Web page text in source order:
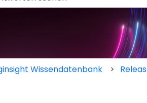
gibt keine Vorschläge, da das
Wissendatenbank